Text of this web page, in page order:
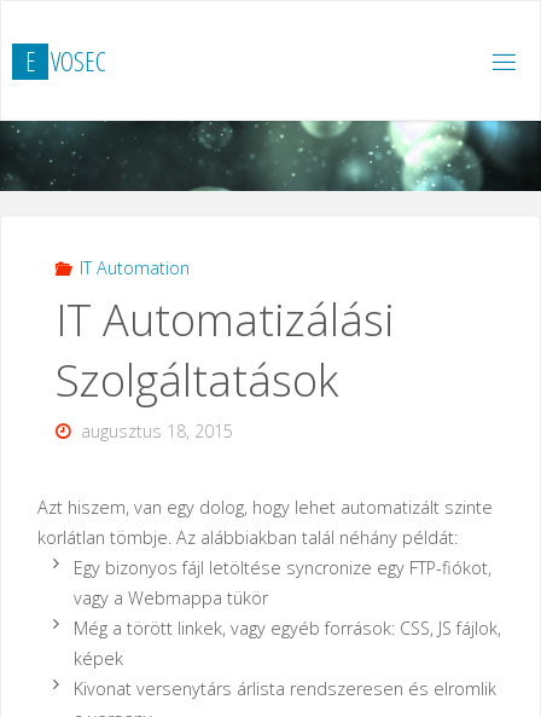
tartalomhoz
E VOSEC
IT Automation
IT Automatizálási
Szolgáltatások
augusztus 18, 2015
Azt hiszem, van egy dolog, hogy lehet automatizált szinte
korlátlan tömbje. Az alábbiakban talál néhány példát:
Egy bizonyos fájl letöltése syncronize egy FTP-fiókot,
vagy a Webmappa tükör
Még a törött linkek, vagy egyéb források: CSS, JS fájlok,
képek
Kivonat versenytárs árlista rendszeresen és elromlik